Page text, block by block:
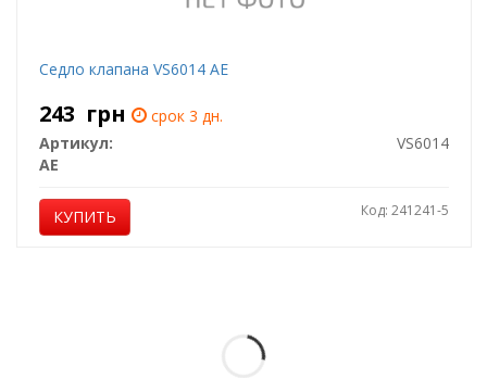
Седло клапана VS6014 AE
243 грн
срок 3 дн.
Артикул:
VS6014
AE
КУПИТЬ Код: 241241-5